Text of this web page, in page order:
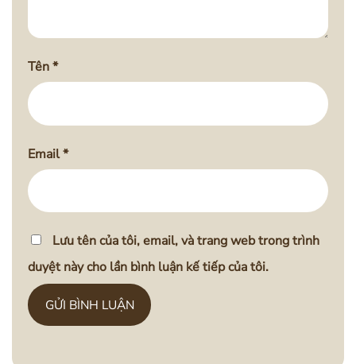
Tên*
Email*
Lưu tên của tôi, email, và trang web trong trình
duyệt này cho lần bình luận kế tiếp của tôi.